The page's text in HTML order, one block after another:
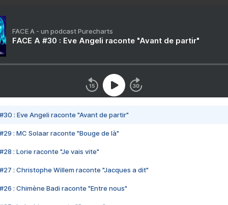
FACE A - un podcast Purecharts
FACE A #30 : Eve Angeli raconte "Avant de partir"
#30 : Eve Angeli raconte "Avant de partir"
#29 : MC Solaar raconte "Bouge de là"
#28 : Lorie raconte "Je vais vite"
#27 : Christophe Willem raconte "Jacques a dit"
#26 : Chimène Badi raconte "Entre nous"